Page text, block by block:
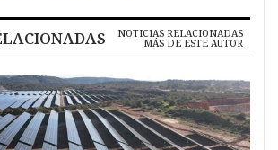
NOTICIAS RELACIONADAS
MÁS DE ESTE AUTOR